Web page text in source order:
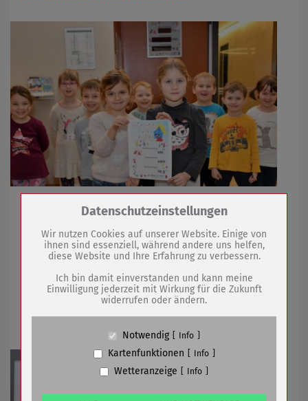
Neue Photovoltaik-Anlage auf der Kita „Frohsinn“ geht
im Januar in Betrieb
30.12.2019 mehr
Schließzeiten der Verwaltung zu
Weihnachten und zum Jahreswechsel
Zum Betrieb der Seite notwendige Cookies /
Name
PHP Session Cookie
Anbieter
Eigentümer dieser Website (Wenko-
Wenselaar GmbH & Co. KG)
Absicherung Kontaktformular / SPAM
Cookiespeicherung Entscheidungscookie
Anbieter
Eigentümer dieser Website (Wenko-
Datenschutzeinstellungen
Wir nutzen Cookies auf unserer Website. Einige von
ihnen sind essenziell, während andere uns helfen,
diese Website und Ihre Erfahrung zu verbessern.
Ich bin damit einverstanden und kann meine
Einwilligung jederzeit mit Wirkung für die Zukunft
widerrufen oder ändern.
Notwendig Info
Kartenfunktionen Info
Wetteranzeige Info